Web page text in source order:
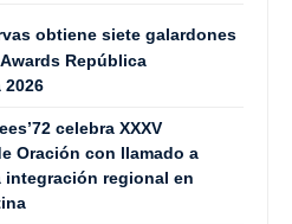
obtiene siete galardones
República
2026
celebra XXXV
Oración con llamado a
integración regional en